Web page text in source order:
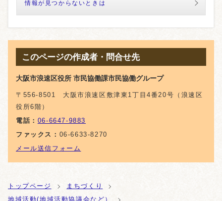
情報が見つからないときは
このページの作成者・問合せ先
大阪市浪速区役所 市民協働課市民協働グループ
〒556-8501 大阪市浪速区敷津東1丁目4番20号（浪速区
役所6階）
電話： 06-6647-9883
ファックス： 06-6633-8270
メール送信フォーム
トップページ
まちづくり
地域活動(地域活動協議会など）